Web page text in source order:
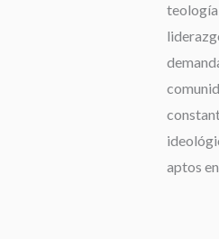
teología
aptos